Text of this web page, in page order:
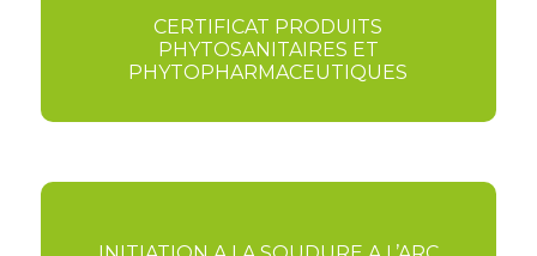
CERTIFICAT PRODUITS
PHYTOSANITAIRES ET
PHYTOPHARMACEUTIQUES